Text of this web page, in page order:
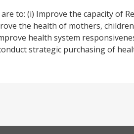
to: (i) Improve the capacity of
the health of mothers,
health system
strategic purchasing of